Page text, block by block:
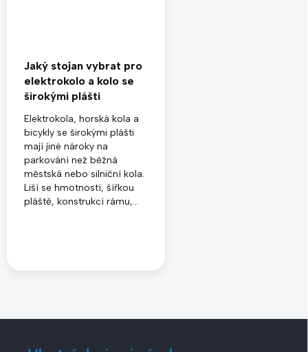
Jaký stojan vybrat pro
elektrokolo a kolo se
širokými plášti
Elektrokola, horská kola a
bicykly se širokými plášti
mají jiné nároky na
parkování než běžná
městská nebo silniční kola.
Liší se hmotností, šířkou
pláště, konstrukcí rámu,...